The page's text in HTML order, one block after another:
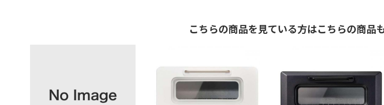
こちらの商品を見ている方はこちらの商品